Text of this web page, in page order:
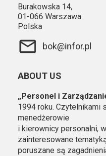
Burakowska 14,
01-066 Warszawa
Polska
mail_outline bok@infor.pl
ABOUT US
„Personel i
1994 roku. Czytelnikami
menedżerowie
i kierownicy personalni,
zainteresowane
poruszane są